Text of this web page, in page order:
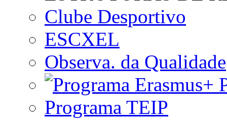
Clube Desportivo
ESCXEL
Observa. da Qualidade
Programa TEIP